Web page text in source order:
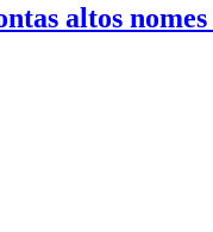
altos